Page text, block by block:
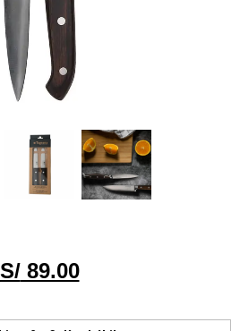
S/89.00